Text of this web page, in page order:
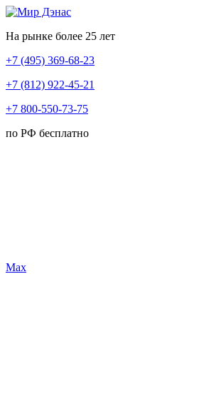
На рынке более 25 лет
+7 (495) 369-68-23
+7 (812) 922-45-21
+7 800-550-73-75
по РФ бесплатно
Max